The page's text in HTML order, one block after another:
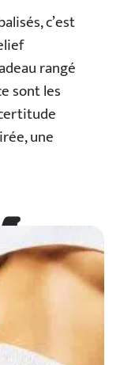
c’est
rangé
sont les
une